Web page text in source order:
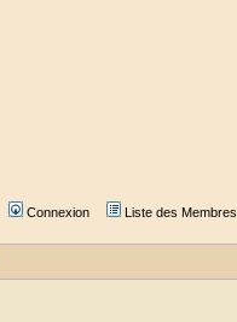
Connexion Liste des Membres